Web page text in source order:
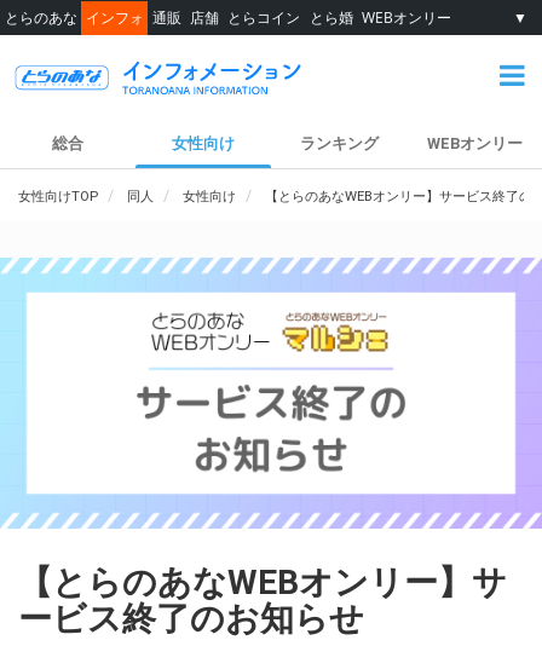
とらのあな インフォ 通販 店舗 とらコイン とら婚 WEBオンリー ▼
総合 女性向け ランキング WEBオンリー
女性向けTOP 同人 女性向け 【とらのあなWEBオンリー】サービス終了の
【とらのあなWEBオンリー】サ
ービス終了のお知らせ